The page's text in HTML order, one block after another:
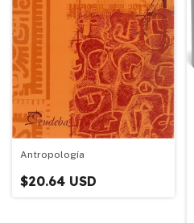
Antropología
$20.64 USD